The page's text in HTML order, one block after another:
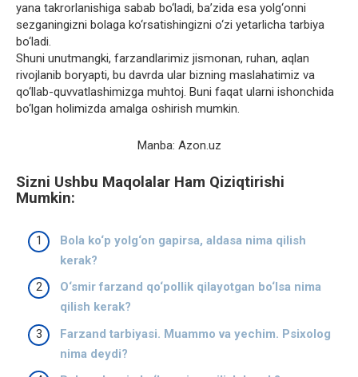
yana takrorlanishiga sabab bo‘ladi, ba’zida esa yolg‘onni
sezganingizni bolaga ko‘rsatishingizni o‘zi yetarlicha tarbiya
bo‘ladi.
Shuni unutmangki, farzandlarimiz jismonan, ruhan, aqlan
rivojlanib boryapti, bu davrda ular bizning maslahatimiz va
qo‘llab-quvvatlashimizga muhtoj. Buni faqat ularni ishonchida
bo‘lgan holimizda amalga oshirish mumkin.
Manba: Azon.uz
Sizni Ushbu Maqolalar Ham Qiziqtirishi
Mumkin:
Bola ko‘p yolg‘on gapirsa, aldasa nima qilish
kerak?
O‘smir farzand qo‘pollik qilayotgan bo‘lsa nima
qilish kerak?
Farzand tarbiyasi. Muammo va yechim. Psixolog
nima deydi?